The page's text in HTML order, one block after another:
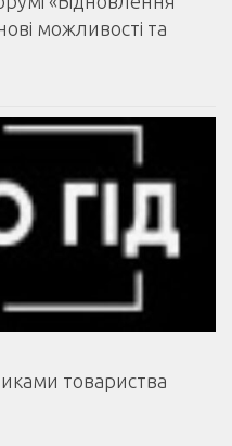
можливості та
товариства